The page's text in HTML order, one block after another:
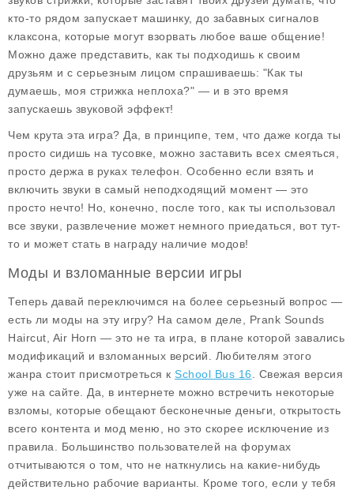
кто-то рядом запускает машинку, до забавных сигналов
клаксона, которые могут взорвать любое ваше общение!
Можно даже представить, как ты подходишь к своим
друзьям и с серьезным лицом спрашиваешь: "Как ты
думаешь, моя стрижка неплоха?" — и в это время
запускаешь звуковой эффект!
Чем крута эта игра? Да, в принципе, тем, что даже когда ты
просто сидишь на тусовке, можно заставить всех смеяться,
просто держа в руках телефон. Особенно если взять и
включить звуки в самый неподходящий момент — это
просто нечто! Но, конечно, после того, как ты использовал
все звуки, развлечение может немного приедаться, вот тут-
то и может стать в награду наличие модов!
Моды и взломанные версии игры
Теперь давай переключимся на более серьезный вопрос —
есть ли моды на эту игру? На самом деле, Prank Sounds
Haircut, Air Horn — это не та игра, в плане которой завались
модификаций и взломанных версий. Любителям этого
жанра стоит присмотреться к School Bus 16 . Свежая версия
уже на сайте. Да, в интернете можно встречить некоторые
взломы, которые обещают бесконечные деньги, открытость
всего контента и мод меню, но это скорее исключение из
правила. Большинство пользователей на форумах
отчитываются о том, что не наткнулись на какие-нибудь
действительно рабочие варианты. Кроме того, если у тебя